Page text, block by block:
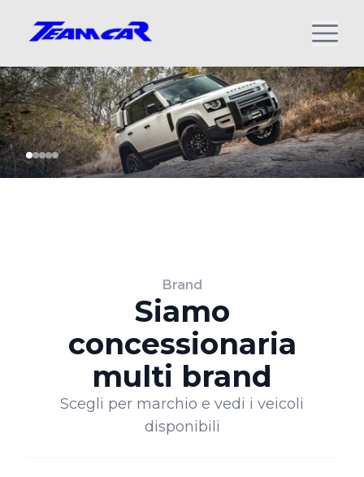
Brand
Siamo
concessionaria
multi brand
Scegli per marchio e vedi i veicoli
disponibili